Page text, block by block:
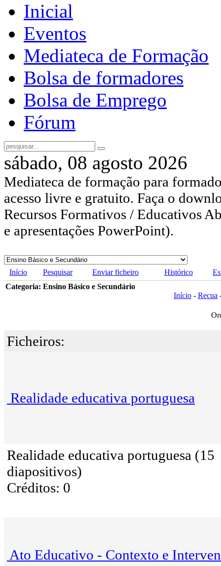
Inicial
Eventos
Mediateca de Formação
Bolsa de formadores
Bolsa de Emprego
Fórum
sábado, 08 agosto 2026
Mediateca de formação para
acesso livre e gratuito. Faça o
Recursos Formativos / Educativos
e apresentações PowerPoint).
Início Pesquisar Enviar ficheiro Histórico
Categoria: Ensino Básico e Secundário
Início - Recua
Ficheiros:
Realidade educativa portuguesa
Realidade educativa portuguesa (15
diapositivos)
Créditos: 0
Ato Educativo - Contexto e